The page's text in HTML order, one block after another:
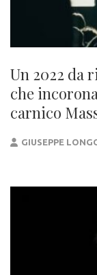
Un 2022 da
che
carnico
GIUSEPPE